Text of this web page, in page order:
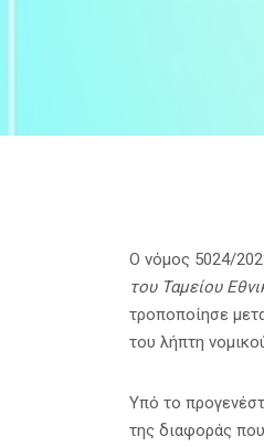
Ο νόμος 5024/
του Ταμείου
τροποποίησε
του λήπτη
Υπό το
της διαφοράς